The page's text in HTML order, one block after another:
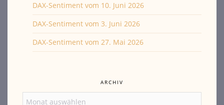
DAX-Sentiment vom 10. Juni 2026
DAX-Sentiment vom 3. Juni 2026
DAX-Sentiment vom 27. Mai 2026
ARCHIV